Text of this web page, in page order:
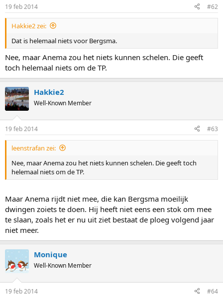
19 feb 2014 #62
Hakkie2 zei:
Dat is helemaal niets voor Bergsma.
Nee, maar Anema zou het niets kunnen schelen. Die geeft
toch helemaal niets om de TP.
Hakkie2
Well-Known Member
19 feb 2014 #63
leenstrafan zei:
Nee, maar Anema zou het niets kunnen schelen. Die geeft toch
helemaal niets om de TP.
Maar Anema rijdt niet mee, die kan Bergsma moeilijk
dwingen zoiets te doen. Hij heeft niet eens een stok om mee
te slaan, zoals het er nu uit ziet bestaat de ploeg volgend jaar
niet meer.
Monique
Well-Known Member
19 feb 2014 #64